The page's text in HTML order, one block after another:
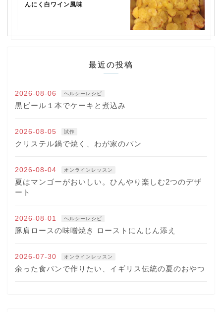
んにく白ワイン風味
最近の投稿
2026-08-06 ヘルシーレシピ
黒ビール１本でケーキと煮込み
2026-08-05 試作
クリステル鍋で焼く、わが家のパン
2026-08-04 オンラインレッスン
夏はマンゴーがおいしい。ひんやり楽しむ2つのデザ
ート
2026-08-01 ヘルシーレシピ
豚肩ロースの味噌焼き ローストにんじん添え
2026-07-30 オンラインレッスン
余った食パンで作りたい、イギリス伝統の夏のおやつ